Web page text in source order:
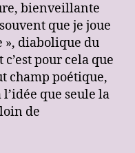
bienveillante
que je joue
», diabolique du
pour cela que
champ poétique,
que seule la
de